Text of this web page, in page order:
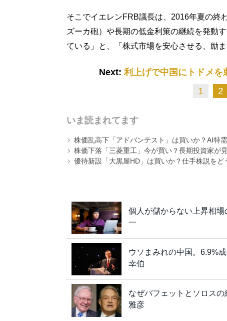
そこでイエレンFRB議長は、2016年夏の終
ズーカ砲）や長期の低金利策の継続を発動
ている」と、「株式市場を安心させる、励
Next: 利上げで中国にトドメを
1 2
いま読まれてます
株価乱高下「アドバンテスト」は買いか？AI特
株価下落「三菱重工」今が買い？長期投資家が
優待新設「大黒屋HD」は買いか？仕手株説を
個人が儲からない上昇相
一
ウソまみれの中国。6.9%
幸伯
なぜバフェットとソロス
雅彦